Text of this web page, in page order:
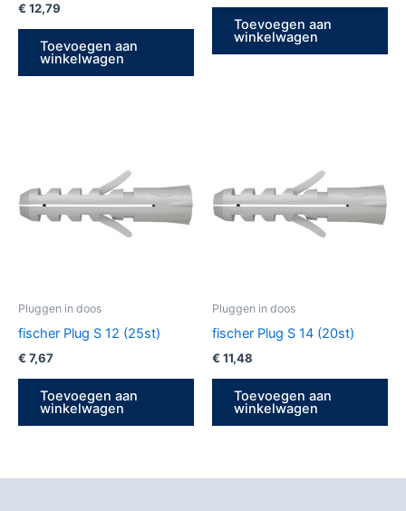
€ 12,79
Toevoegen aan
winkelwagen
Toevoegen aan
winkelwagen
Pluggen in doos
fischer Plug S 12 (25st)
€ 7,67
Toevoegen aan
winkelwagen
Pluggen in doos
fischer Plug S 14 (20st)
€ 11,48
Toevoegen aan
winkelwagen